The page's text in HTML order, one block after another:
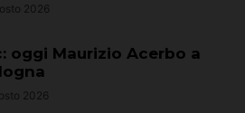
2026
oggi Maurizio Acerbo a
2026